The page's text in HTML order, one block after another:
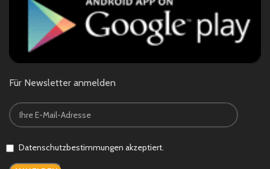
Für Newsletter anmelden
Datenschutzbestimmungen akzeptiert.